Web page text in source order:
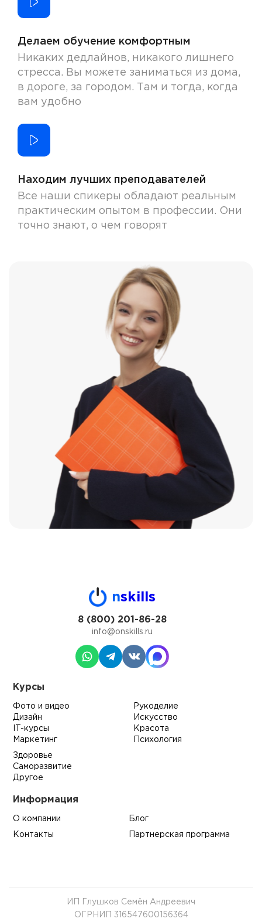
Делаем обучение комфортным
Никаких дедлайнов, никакого лишнего
стресса. Вы можете заниматься из дома,
в дороге, за городом. Там и тогда, когда
вам удобно
Находим лучших преподавателей
Все наши спикеры обладают реальным
практическим опытом в профессии. Они
точно знают, о чем говорят
nskills
8 (800) 201-86-28
info@onskills.ru
Курсы
Фото и видео
Дизайн
IT-курсы
Маркетинг
Рукоделие
Искусство
Красота
Психология
Здоровье
Саморазвитие
Другое
Информация
О компании Блог
Контакты Партнерская программа
ИП Глушков Семён Андреевич
ОГРНИП 316547600156364